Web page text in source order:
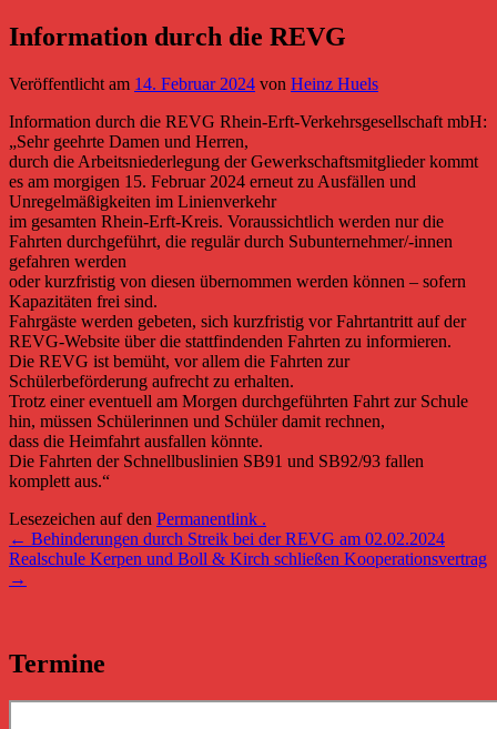
Information durch die REVG
Veröffentlicht am 14. Februar 2024 von Heinz Huels
Information durch die REVG Rhein-Erft-Verkehrsgesellschaft mbH:
„Sehr geehrte Damen und Herren,
durch die Arbeitsniederlegung der Gewerkschaftsmitglieder kommt
es am morgigen 15. Februar 2024 erneut zu Ausfällen und
Unregelmäßigkeiten im Linienverkehr
im gesamten Rhein-Erft-Kreis. Voraussichtlich werden nur die
Fahrten durchgeführt, die regulär durch Subunternehmer/-innen
gefahren werden
oder kurzfristig von diesen übernommen werden können – sofern
Kapazitäten frei sind.
Fahrgäste werden gebeten, sich kurzfristig vor Fahrtantritt auf der
REVG-Website über die stattfindenden Fahrten zu informieren.
Die REVG ist bemüht, vor allem die Fahrten zur
Schülerbeförderung aufrecht zu erhalten.
Trotz einer eventuell am Morgen durchgeführten Fahrt zur Schule
hin, müssen Schülerinnen und Schüler damit rechnen,
dass die Heimfahrt ausfallen könnte.
Die Fahrten der Schnellbuslinien SB91 und SB92/93 fallen
komplett aus.“
Lesezeichen auf den Permanentlink .
Post
navigation
← Behinderungen durch Streik bei der REVG am 02.02.2024
Realschule Kerpen und Boll & Kirch schließen Kooperationsvertrag
→
Termine